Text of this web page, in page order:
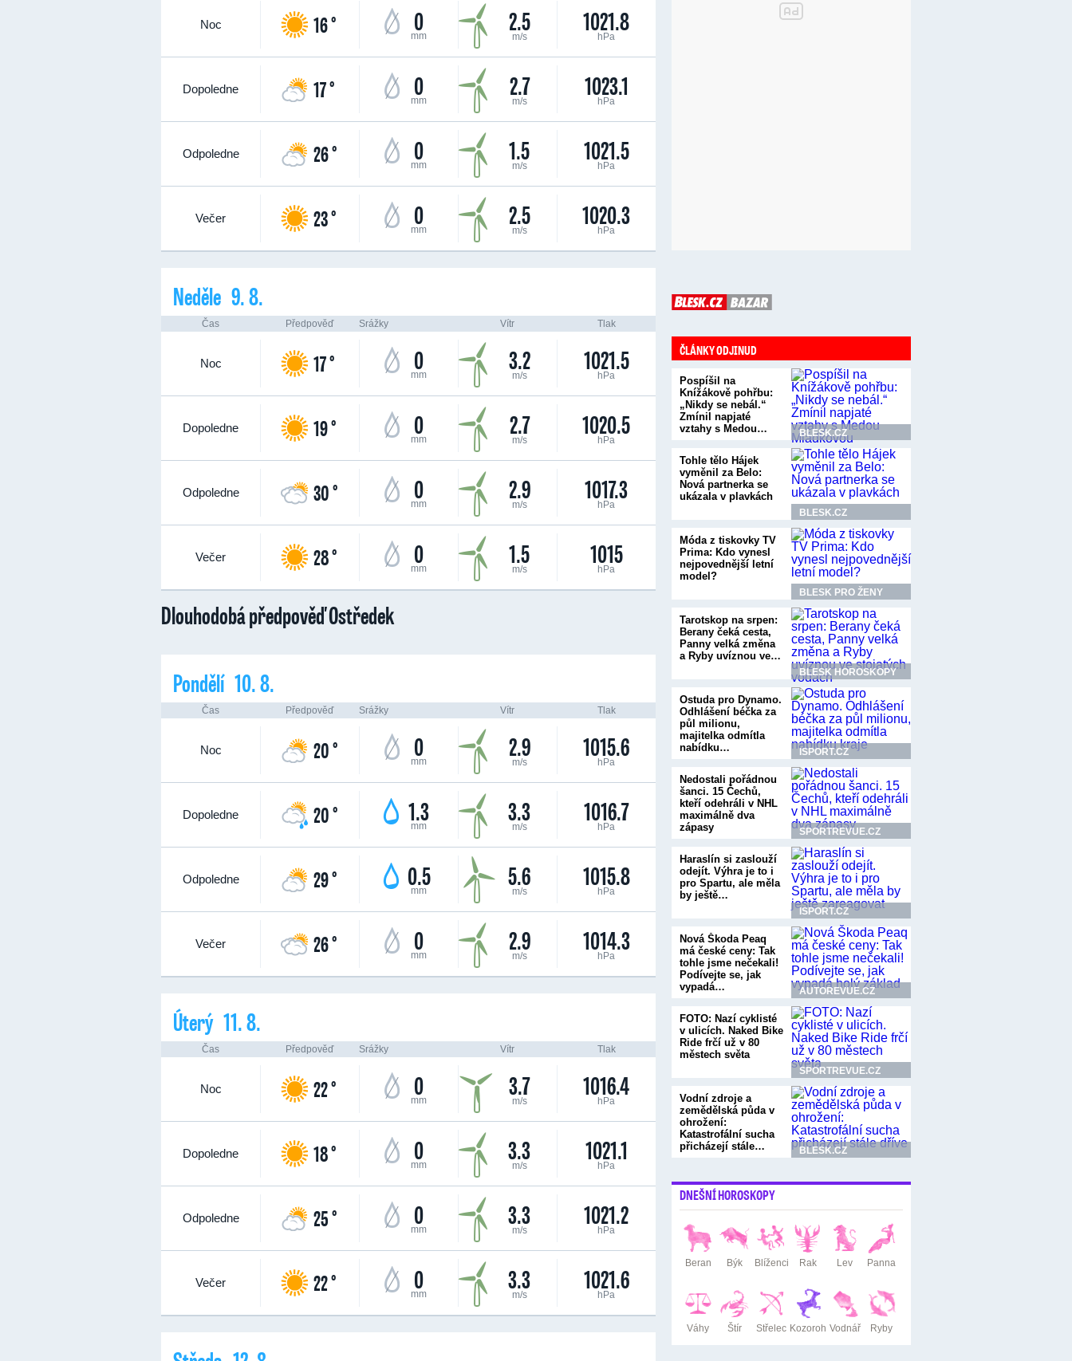
Noc 16 ° 0
mm 2.5
m/s 1021.8
hPa
Dopoledne 17 ° 0
mm 2.7
m/s 1023.1
hPa
Odpoledne 26 ° 0
mm 1.5
m/s 1021.5
hPa
Večer 23 ° 0
mm 2.5
m/s 1020.3
hPa
Neděle 9. 8.
Čas Předpověď Srážky Vítr Tlak
Noc 17 ° 0
mm 3.2
m/s 1021.5
hPa
Dopoledne 19 ° 0
mm 2.7
m/s 1020.5
hPa
Odpoledne 30 ° 0
mm 2.9
m/s 1017.3
hPa
Večer 28 ° 0
mm 1.5
m/s 1015
hPa
Dlouhodobá předpověď Ostředek
Pondělí 10. 8.
Čas Předpověď Srážky Vítr Tlak
Noc 20 ° 0
mm 2.9
m/s 1015.6
hPa
Dopoledne 20 ° 1.3
mm 3.3
m/s 1016.7
hPa
Odpoledne 29 ° 0.5
mm 5.6
m/s 1015.8
hPa
Večer 26 ° 0
mm 2.9
m/s 1014.3
hPa
Úterý 11. 8.
Čas Předpověď Srážky Vítr Tlak
Noc 22 ° 0
mm 3.7
m/s 1016.4
hPa
Dopoledne 18 ° 0
mm 3.3
m/s 1021.1
hPa
Odpoledne 25 ° 0
mm 3.3
m/s 1021.2
hPa
Večer 22 ° 0
mm 3.3
m/s 1021.6
hPa
ČLÁNKY ODJINUD
Pospíšil na
Knížákově pohřbu:
„Nikdy se nebál.“
Zmínil napjaté
vztahy s Medou…
BLESK.CZ
Tohle tělo Hájek
vyměnil za Belo:
Nová partnerka se
ukázala v plavkách
BLESK.CZ
Móda z tiskovky TV
Prima: Kdo vynesl
nejpovednější letní
model?
BLESK PRO ŽENY
Tarotskop na srpen:
Berany čeká cesta,
Panny velká změna
a Ryby uvíznou ve…
BLESK HOROSKOPY
Ostuda pro Dynamo.
Odhlášení béčka za
půl milionu,
majitelka odmítla
nabídku…
ISPORT.CZ
Nedostali pořádnou
šanci. 15 Čechů,
kteří odehráli v NHL
maximálně dva
zápasy
SPORTREVUE.CZ
Haraslín si zaslouží
odejít. Výhra je to i
pro Spartu, ale měla
by ještě…
ISPORT.CZ
Nová Škoda Peaq
má české ceny: Tak
tohle jsme nečekali!
Podívejte se, jak
vypadá…
AUTOREVUE.CZ
FOTO: Nazí cyklisté
v ulicích. Naked Bike
Ride frčí už v 80
městech světa
SPORTREVUE.CZ
Vodní zdroje a
zemědělská půda v
ohrožení:
Katastrofální sucha
přicházejí stále…
BLESK.CZ
DNEŠNÍ HOROSKOPY
Beran Býk Blíženci Rak Lev Panna
Váhy Štír Střelec Kozoroh Vodnář Ryby